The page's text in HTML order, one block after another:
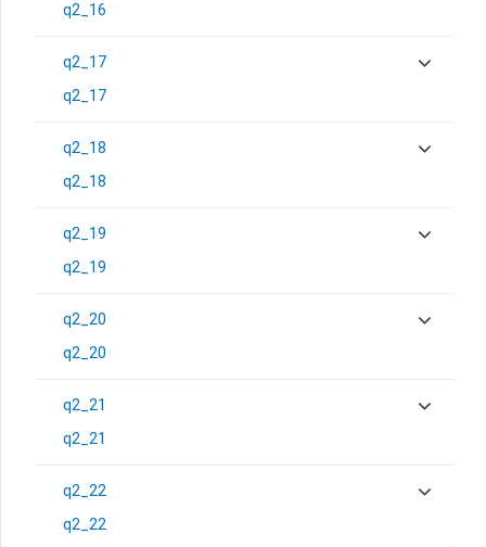
q2_16
q2_17
q2_17
q2_18
q2_18
q2_19
q2_19
q2_20
q2_20
q2_21
q2_21
q2_22
q2_22